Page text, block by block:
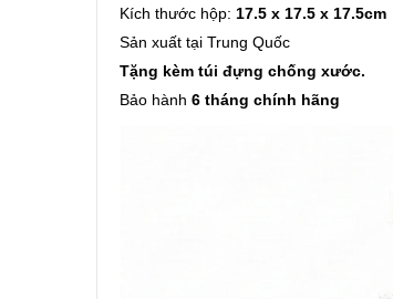
Kích thước hộp: 17.5 x 17.5 x 17.5cm
Sản xuất tại Trung Quốc
Tặng kèm túi đựng chống xước.
Bảo hành 6 tháng chính hãng